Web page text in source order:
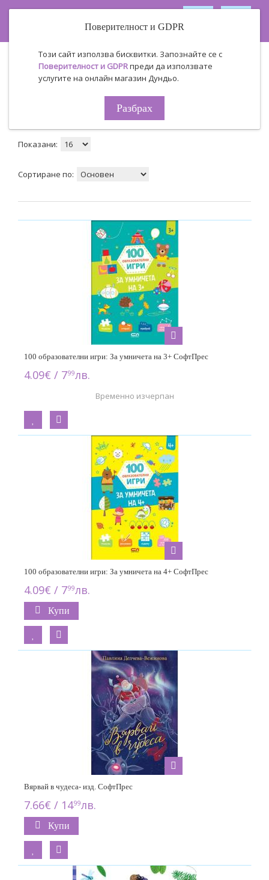
Поверителност и GDPR
Този сайт използва бисквитки. Запознайте се с
Поверителност и GDPRпреди да използвате
услугите на онлайн магазин Дундьо.
Разбрах
Производител СофтПрес
СофтПрес
Продукти за сравнение ( 0 )
Показани:
Сортиране по:
100 образователни игри: За умничета на 3+ СофтПрес
4.09€ / 799лв.
Временно изчерпан
100 образователни игри: За умничета на 4+ СофтПрес
4.09€ / 799лв.
Купи
Вярвай в чудеса- изд. СофтПрес
7.66€ / 1499лв.
Купи